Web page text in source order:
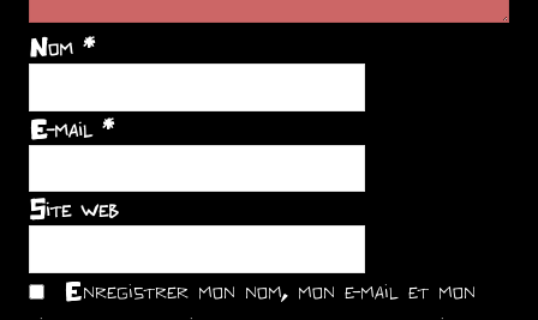
Nom *
E-mail *
Site web
Enregistrer mon nom, mon e-mail et mon